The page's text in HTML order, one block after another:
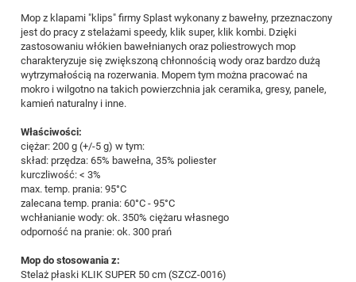
Mop z klapami "klips" firmy Splast wykonany z bawełny, przeznaczony
jest do pracy z stelażami speedy, klik super, klik kombi. Dzięki
zastosowaniu włókien bawełnianych oraz poliestrowych mop
charakteryzuje się zwiększoną chłonnością wody oraz bardzo dużą
wytrzymałością na rozerwania. Mopem tym można pracować na
mokro i wilgotno na takich powierzchnia jak ceramika, gresy, panele,
kamień naturalny i inne.
Właściwości:
ciężar: 200 g (+/-5 g) w tym:
skład: przędza: 65% bawełna, 35% poliester
kurczliwość: < 3%
max. temp. prania: 95°C
zalecana temp. prania: 60°C - 95°C
wchłanianie wody: ok. 350% ciężaru własnego
odporność na pranie: ok. 300 prań
Mop do stosowania z:
Stelaż płaski KLIK SUPER 50 cm (SZCZ-0016)